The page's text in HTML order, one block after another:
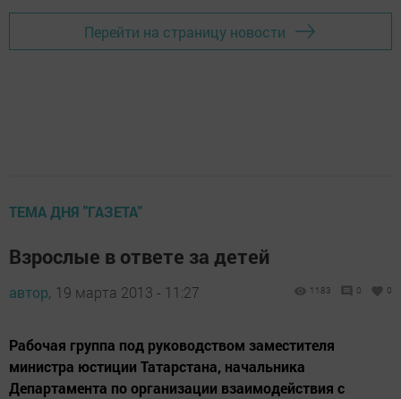
Перейти на страницу новости
ТЕМА ДНЯ "ГАЗЕТА"
Взрослые в ответе за детей
автор, 19 марта 2013 - 11:27 1183 0 0
Рабочая группа под руководством заместителя
министра юстиции Татарстана, начальника
Департамента по организации взаимодействия с